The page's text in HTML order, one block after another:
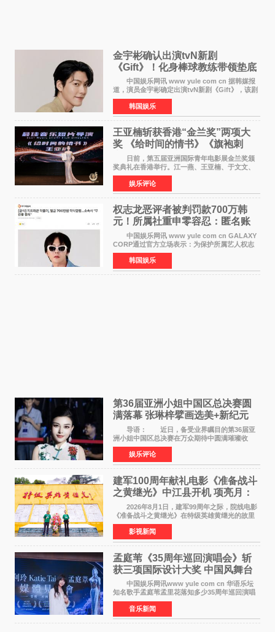
金宇彬确认出演tvN新剧
《Gift》！化身棒球教练带领垫底
球队逆袭
中国娱乐网讯 www yule com cn 据韩媒报
道，演员金宇彬确定出演tvN新剧《Gift》，该剧
预计将于下半年播出，引发观众高度期待。
本剧改编自同名网络漫画，讲述一位经历意外事
故后获得特殊
韩国娱乐
王亚楠斩获香港“金兰奖”两项大
奖 《给时间的情书》《旗袍刺
客》双双获肯定
日前，第五届亚洲国际青年电影展金兰奖颁
奖典礼在香港举行。江一燕、王亚楠、于文文、
李东学等知名演员出席活动。著名演员、导演王
亚楠凭借音乐故事片《给时间的情书》和院线电
影《旗袍刺客》
娱乐评论
权志龙恶评者被判罚款700万韩
元！所属社重申零容忍：匿名账
号也难逃刑责
中国娱乐网讯 www yule com cn GALAXY
CORP通过官方立场表示：为保护所属艺人权志
龙的名誉和权益，将持续对网络上发生的名誉损
害、散布虚假事实、侮辱、恶意诽谤等行为采取
法律应对措施。
韩国娱乐
第36届亚洲小姐中国区总决赛圆
满落幕 张琳梓擘画选美+新纪元
导语： 近日，备受业界瞩目的第36届亚
洲小姐中国区总决赛在万众期待中圆满璀璨收
官。整场盛典汇聚万千芳华，不仅完成了新一届
美丽代言人的加冕选拔，更在行业发展层面带来
颠覆性突破。活动
娱乐评论
建军100周年献礼电影《准备战斗
之黄继光》中江县开机 项亮月：
以光影为笔，书写英雄赞歌
2026年8月1日，建军99周年之际，院线电影
《准备战斗之黄继光》在特级英雄黄继光的故里
——四川省德阳市中江县黄继光出生地正式开
机。本片出品人、总制片人项亮月主持开机仪
式，&zwnj;特级英雄
影视新闻
孟庭苇《35周年巡回演唱会》斩
获三项国际设计大奖 中国风舞台
美学获全球认可
中国娱乐网讯www yule com cn 华语乐坛
知名歌手孟庭苇孟里花落知多少35周年巡回演唱
会再传喜讯。该演唱会先后荣获美国MUSE
Creative Awards白金奖（Platinum Winner）、
英国London Design
音乐新闻